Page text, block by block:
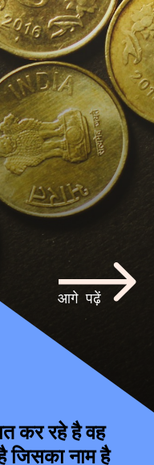
कर रहे है वह
जिसका नाम है
आगे पढ़ें